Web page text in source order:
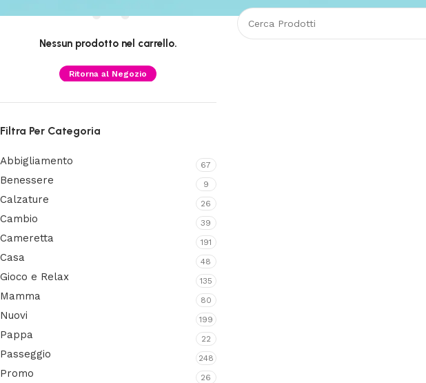
Nessun prodotto nel carrello.
Ritorna al Negozio
Filtra Per Categoria
Abbigliamento 67
Benessere 9
Calzature 26
Cambio 39
Cameretta 191
Casa 48
Gioco e Relax 135
Mamma 80
Nuovi 199
Pappa 22
Passeggio 248
Promo 26